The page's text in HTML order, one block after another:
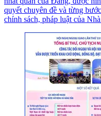
quyết chuyên đề và từng
chính sách, pháp luật của